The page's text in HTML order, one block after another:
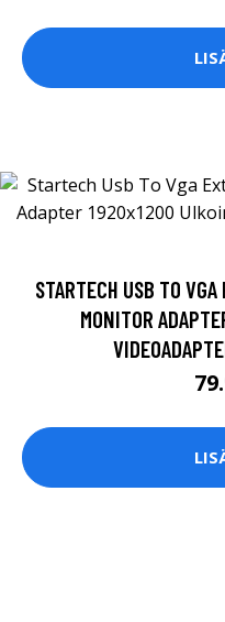
STARTECH USB TO
MONITOR